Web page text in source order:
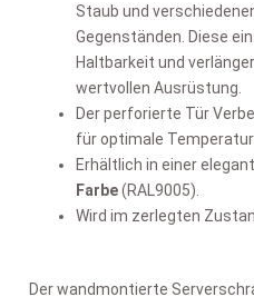
Staub und
Gegenständen. Diese
Haltbarkeit und
wertvollen Ausrüstung.
Der perforierte Tür
für optimale
Erhältlich in einer
Farbe(RAL9005).
Wird im zerlegten
Der wandmontierte